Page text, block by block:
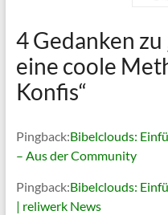
4 Gedanken zu
eine coole
Konfis“
Pingback:Bibelclouds:
– Aus der Community
Pingback:Bibelclouds:
| reliwerk News